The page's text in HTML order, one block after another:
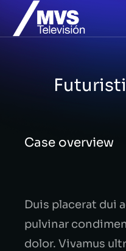
Case overview
Duis placerat dui
pulvinar
dolor. Vivamus